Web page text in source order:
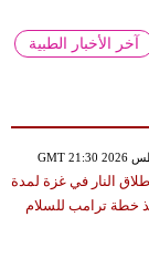
آخر الأخبار الطبية
النار في غزة لمدة
خطة ترامب للسلام